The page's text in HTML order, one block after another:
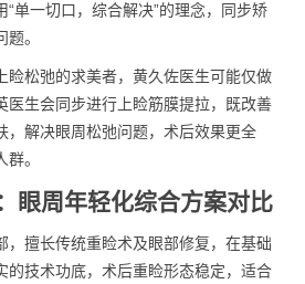
“单一切口，综合解决”的理念，同步矫
。
睑松弛的求美者，黄久佐医生可能仅做
医生会同步进行上睑筋膜提拉，既改善
，解决眼周松弛问题，术后效果更全
。
眼周年轻化综合方案对比
，擅长传统重睑术及眼部修复，在基础
的技术功底，术后重睑形态稳定，适合